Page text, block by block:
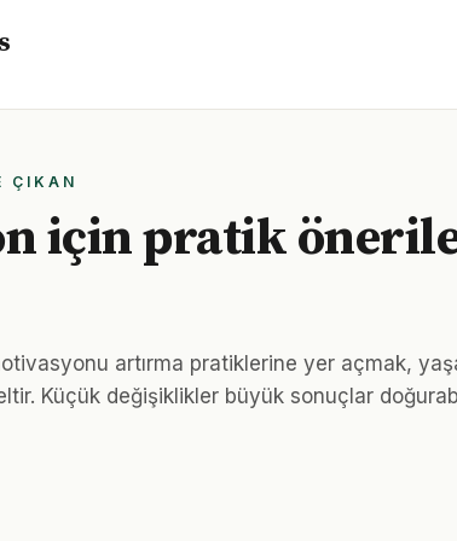
ÇIKAN
için pratik
artırma pratiklerine yer açmak,
Küçük değişiklikler büyük sonuçlar